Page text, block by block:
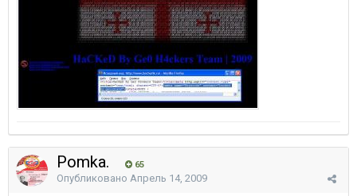
Pomka. 65
Опубликовано Апрель 14, 2009